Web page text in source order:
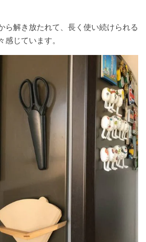
ら解き放たれて、長く使い続けられる
感じています。